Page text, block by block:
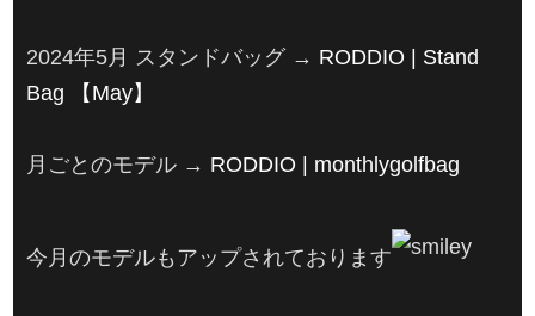
2024年5月 スタンドバッグ → RODDIO | Stand
Bag 【May】
月ごとのモデル → RODDIO | monthlygolfbag
今月のモデルもアップされております